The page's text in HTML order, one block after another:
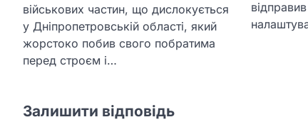
військових частин, що дислокується
у Дніпропетровській області, який
жорстоко побив свого побратима
перед строєм і…
Залишити відповідь